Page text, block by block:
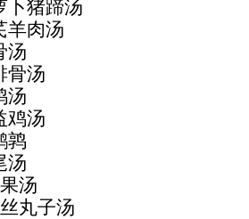
卜猪蹄汤
羊肉汤
汤
骨汤
汤
鸡汤
鹑
汤
汤
丸子汤